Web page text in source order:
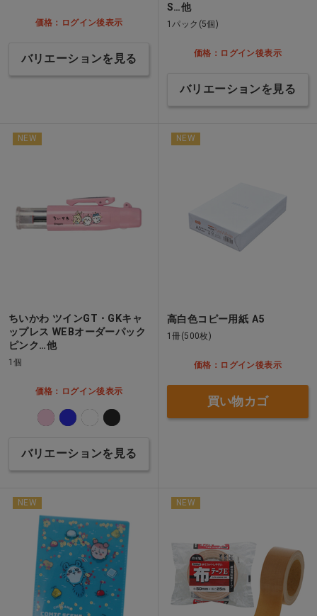
価格：ログイン後表示
バリエーションを見る
S…他
1パック(5個)
価格：ログイン後表示
バリエーションを見る
NEW
ちいかわ ツインGT・GKキャ
ップレス WEBオーダーパック
ピンク…他
1個
価格：ログイン後表示
バリエーションを見る
NEW
高白色コピー用紙 A5
1冊(500枚)
価格：ログイン後表示
買い物カゴ
NEW NEW